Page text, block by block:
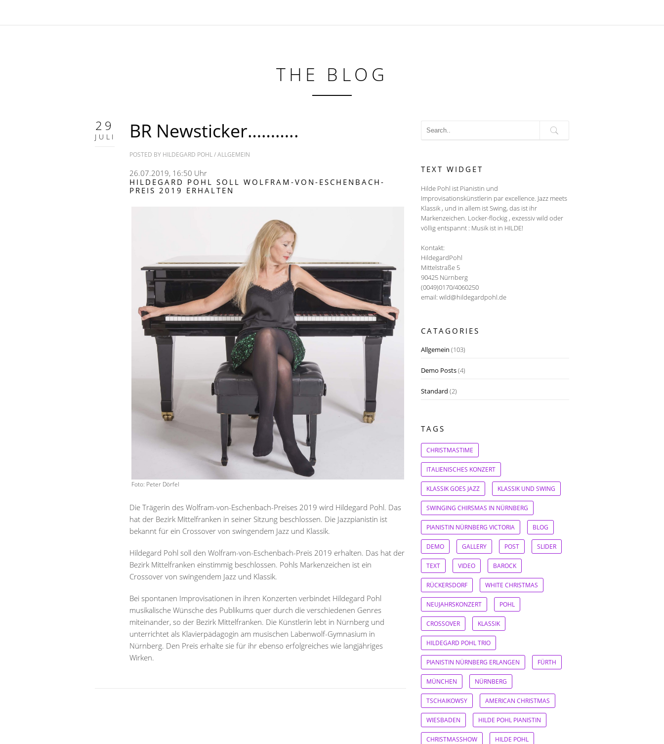
THE BLOG
29
JULI BR Newsticker………..
POSTED BY HILDEGARD POHL/ALLGEMEIN
26.07.2019, 16:50 Uhr
HILDEGARD POHL SOLL WOLFRAM-VON-ESCHENBACH-
PREIS 2019 ERHALTEN
Foto: Peter Dörfel
Die Trägerin des Wolfram-von-Eschenbach-Preises 2019 wird Hildegard Pohl. Das
hat der Bezirk Mittelfranken in seiner Sitzung beschlossen. Die Jazzpianistin ist
bekannt für ein Crossover von swingendem Jazz und Klassik.
Hildegard Pohl soll den Wolfram-von-Eschenbach-Preis 2019 erhalten. Das hat der
Bezirk Mittelfranken einstimmig beschlossen. Pohls Markenzeichen ist ein
Crossover von swingendem Jazz und Klassik.
Bei spontanen Improvisationen in ihren Konzerten verbindet Hildegard Pohl
musikalische Wünsche des Publikums quer durch die verschiedenen Genres
miteinander, so der Bezirk Mittelfranken. Die Künstlerin lebt in Nürnberg und
unterrichtet als Klavierpädagogin am musischen Labenwolf-Gymnasium in
Nürnberg. Den Preis erhalte sie für ihr ebenso erfolgreiches wie langjähriges
Wirken.
TEXT WIDGET
Hilde Pohl ist Pianistin und
Improvisationskünstlerin par excellence. Jazz meets
Klassik , und in allem ist Swing, das ist ihr
Markenzeichen. Locker-flockig , exzessiv wild oder
völlig entspannt : Musik ist in HILDE!
Kontakt:
HildegardPohl
Mittelstraße 5
90425 Nürnberg
(0049)0170/4060250
email: wild@hildegardpohl.de
CATAGORIES
Allgemein (103)
Demo Posts(4)
Standard (2)
TAGS
CHRISTMASTIME
ITALIENISCHES KONZERT
KLASSIK GOES JAZZ KLASSIK UND SWING
SWINGING CHIRSMAS IN NÜRNBERG
PIANISTIN NÜRNBERG VICTORIA BLOG
DEMO GALLERY POST SLIDER
TEXT VIDEO BAROCK
RÜCKERSDORF WHITE CHRISTMAS
NEUJAHRSKONZERT POHL
CROSSOVER KLASSIK
HILDEGARD POHL TRIO
PIANISTIN NÜRNBERG ERLANGEN FÜRTH
MÜNCHEN NÜRNBERG
TSCHAIKOWSY AMERICAN CHRISTMAS
WIESBADEN HILDE POHL PIANISTIN
CHRISTMASSHOW HILDE POHL